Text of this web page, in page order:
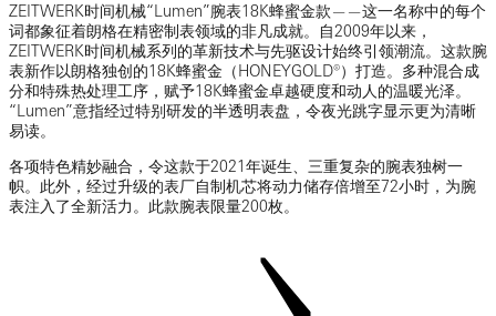
ZEITWERK时间机械“Lumen”腕表18K蜂蜜金款——这一名称中的每个
词都象征着朗格在精密制表领域的非凡成就。自2009年以来，
ZEITWERK时间机械系列的革新技术与先驱设计始终引领潮流。这款腕
表新作以朗格独创的18K蜂蜜金（HONEYGOLD®）打造。多种混合成
分和特殊热处理工序，赋予18K蜂蜜金卓越硬度和动人的温暖光泽。
“Lumen”意指经过特别研发的半透明表盘，令夜光跳字显示更为清晰
易读。
各项特色精妙融合，令这款于2021年诞生、三重复杂的腕表独树一
帜。此外，经过升级的表厂自制机芯将动力储存倍增至72小时，为腕
表注入了全新活力。此款腕表限量200枚。